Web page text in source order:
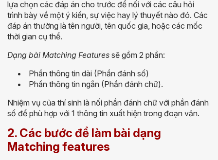
lựa chọn các đáp án cho trước để nối với các câu hỏi
trình bày về một ý kiến, sự việc hay lý thuyết nào đó. Các
đáp án thường là tên người, tên quốc gia, hoặc các mốc
thời gian cụ thể.
Dạng bài Matching Features sẽ gồm 2 phần:
Phần thông tin dài (Phần đánh số)
Phần thông tin ngắn (Phần đánh chữ).
Nhiệm vụ của thí sinh là nối phần đánh chữ với phần đánh
số để phù hợp với 1 thông tin xuất hiện trong đoạn văn.
2. Các bước để làm bài dạng
Matching features